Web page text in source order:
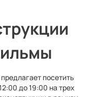
посетить
до 19:00 на трех